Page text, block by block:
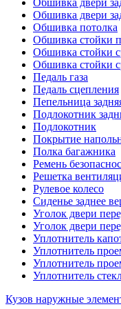
Обшивка двери
Обшивка потолка
Обшивка стойки
Обшивка стойки
Обшивка стойки
Педаль газа
Педаль сцепления
Пепельница
Подлокотник
Подлокотник
Покрытие
Полка багажника
Ремень
Решетка
Рулевое колесо
Сиденье заднее
Уголок двери
Уголок двери
Уплотнитель
Уплотнитель
Уплотнитель
Уплотнитель
Кузов наружные